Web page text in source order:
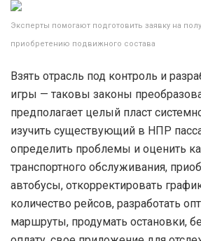
Эксперты помогают подготовить заявку на
приобретению подвижного состава
Взять отрасль под контроль и
игры — таковы законы
предполагает целый пласт
изучить существующий в НПР
определить проблемы и оценить
транспортного обслуживания,
автобусы, откорректировать
количество рейсов, разработать
маршруты, продумать остановки,